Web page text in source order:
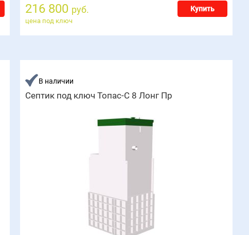
216 800 руб. Купить
цена под ключ
В наличии
Септик под ключ Топас-С 8 Лонг Пр